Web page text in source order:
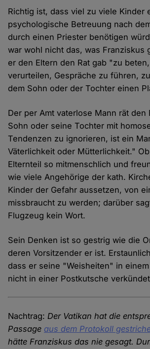
Richtig ist, dass viel zu viele Kinder
psychologische Betreuung nach
durch einen Priester benötigen
war wohl nicht das, was Franziskus
er den Eltern den Rat gab "zu
verurteilen, Gespräche zu führen,
dem Sohn oder der Tochter einen
Der per Amt vaterlose Mann rät den
Sohn oder seine Tochter mit
Tendenzen zu ignorieren, ist ein
Väterlichkeit oder Mütterlichkeit."
Elternteil so mitmenschlich und
wie viele Angehörige der kath.
Kinder der Gefahr aussetzen, von
missbraucht zu werden; darüber
Flugzeug kein Wort.
Sein Denken ist so gestrig wie die
deren Vorsitzender er ist.
dass er seine "Weisheiten" in
nicht in einer Postkutsche
Nachtrag:Der Vatikan hat die
Passage aus dem Protokoll
hätte Franziskus das nie gesagt.